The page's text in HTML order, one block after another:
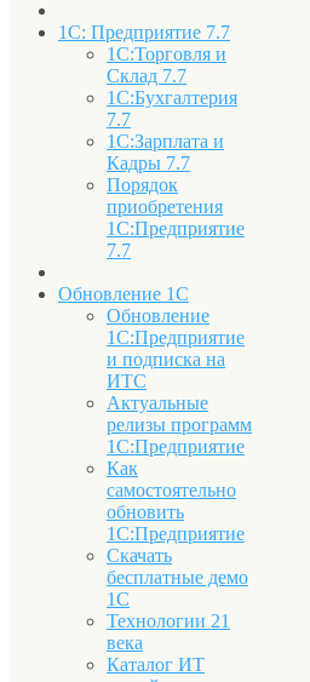
1С: Предприятие 7.7
1С:Торговля и
Склад 7.7
1С:Бухгалтерия
7.7
1С:Зарплата и
Кадры 7.7
Порядок
приобретения
1С:Предприятие
7.7
Обновление 1С
Обновление
1С:Предприятие
и подписка на
ИТС
Актуальные
релизы программ
1С:Предприятие
Как
самостоятельно
обновить
1С:Предприятие
Скачать
бесплатные демо
1С
Технологии 21
века
Каталог ИТ